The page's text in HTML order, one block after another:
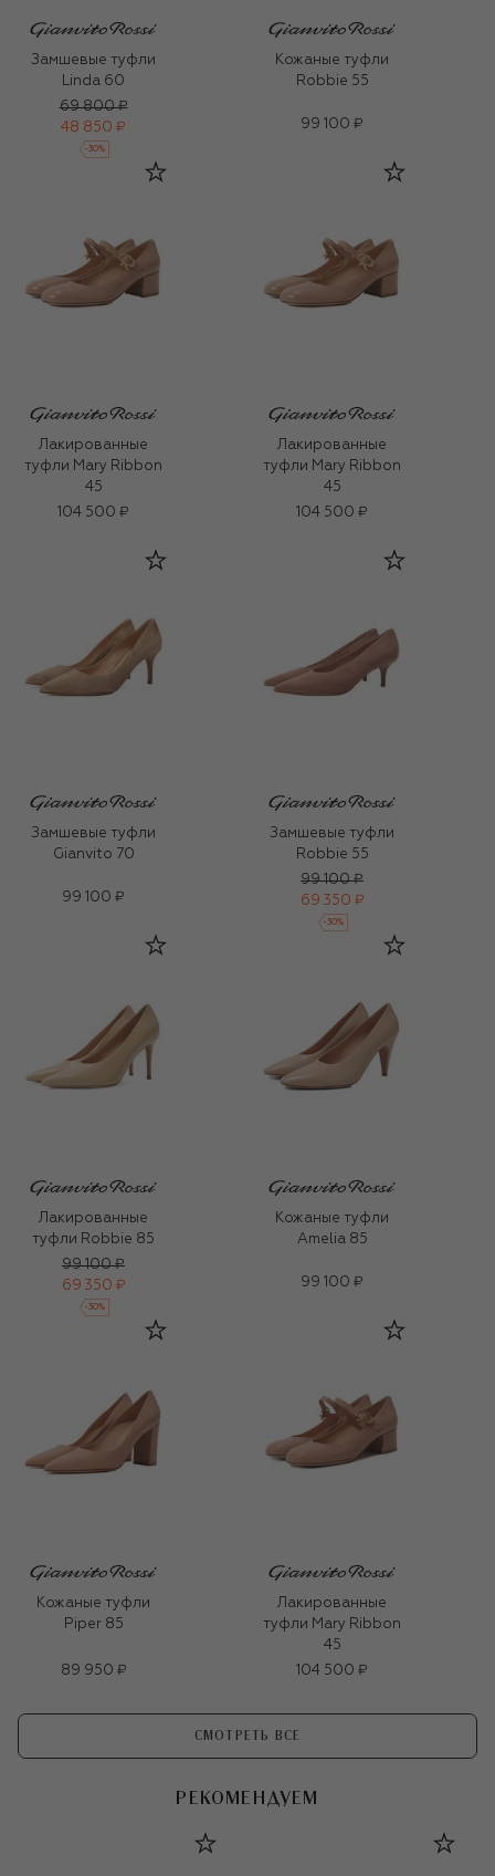
Замшевые туфли
Linda 60
69 800 ₽
48 850 ₽
-30%
Кожаные туфли
Robbie 55
99 100 ₽
Лакированные
туфли Mary Ribbon
45
104 500 ₽
Лакированные
туфли Mary Ribbon
45
104 500 ₽
Замшевые туфли
Gianvito 70
99 100 ₽
Замшевые туфли
Robbie 55
99 100 ₽
69 350 ₽
-30%
Лакированные
туфли Robbie 85
99 100 ₽
69 350 ₽
-30%
Кожаные туфли
Amelia 85
99 100 ₽
Кожаные туфли
Piper 85
89 950 ₽
Лакированные
туфли Mary Ribbon
45
104 500 ₽
СМОТРЕТЬ ВСЕ
РЕКОМЕНДУЕМ